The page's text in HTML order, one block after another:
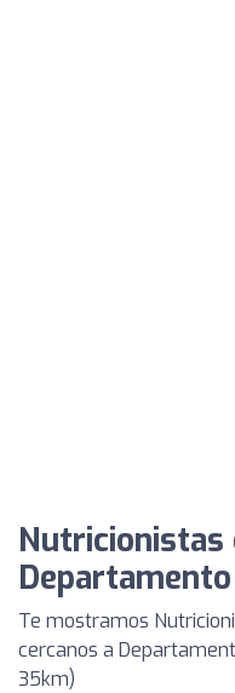
Nutricionistas
Te mostramos
cercanos a
35km)